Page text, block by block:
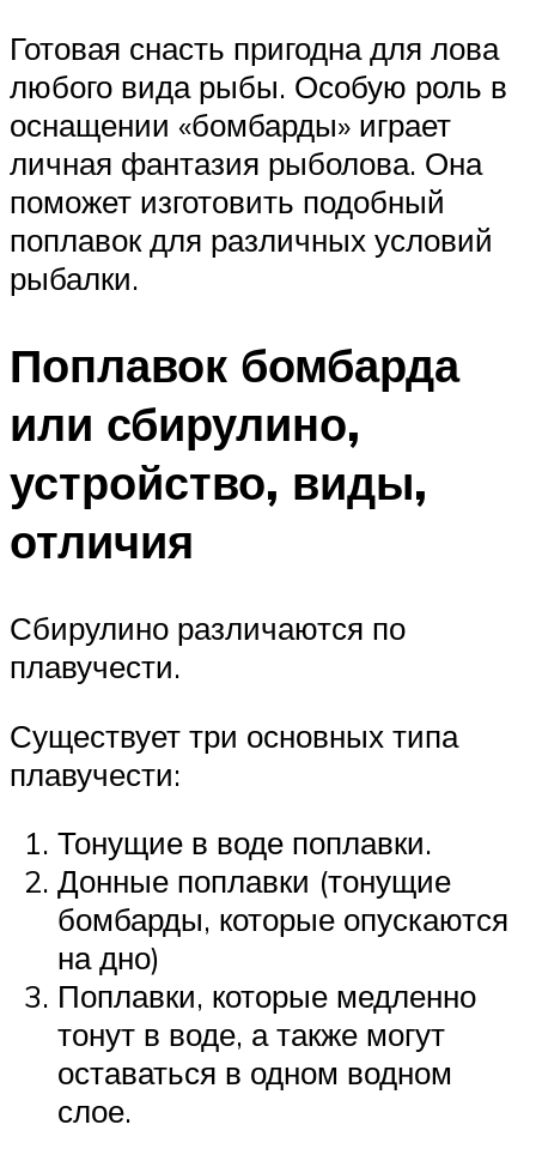
Готовая снасть пригодна для лова
любого вида рыбы. Особую роль в
оснащении «бомбарды» играет
личная фантазия рыболова. Она
поможет изготовить подобный
поплавок для различных условий
рыбалки.
Поплавок бомбарда
или сбирулино,
устройство, виды,
отличия
Сбирулино различаются по
плавучести.
Существует три основных типа
плавучести:
Тонущие в воде поплавки.
Донные поплавки (тонущие
бомбарды, которые опускаются
на дно)
Поплавки, которые медленно
тонут в воде, а также могут
оставаться в одном водном
слое.